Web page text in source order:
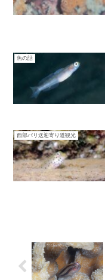
魚の話
西部バリ送迎寄り道観光